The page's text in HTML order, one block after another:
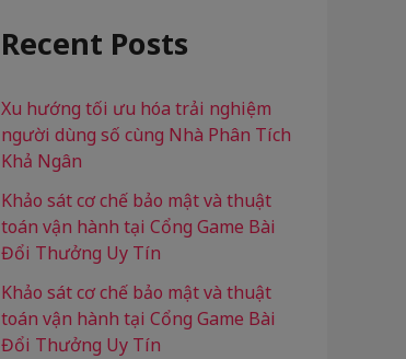
c
f
o
r
:
Recent Posts
Xu hướng tối ưu hóa trải nghiệm
người dùng số cùng Nhà Phân Tích
Khả Ngân
Khảo sát cơ chế bảo mật và thuật
toán vận hành tại Cổng Game Bài
Đổi Thưởng Uy Tín
Khảo sát cơ chế bảo mật và thuật
toán vận hành tại Cổng Game Bài
Đổi Thưởng Uy Tín